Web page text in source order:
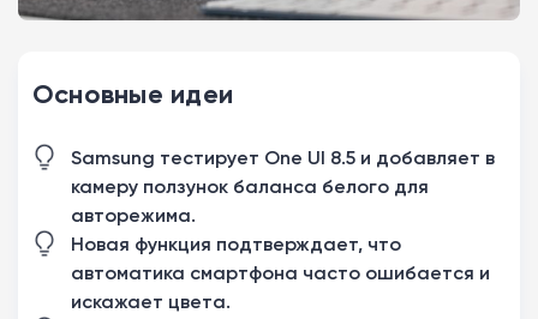
Основные идеи
Samsung тестирует One UI 8.5 и добавляет в
камеру ползунок баланса белого для
авторежима.
Новая функция подтверждает, что
автоматика смартфона часто ошибается и
искажает цвета.